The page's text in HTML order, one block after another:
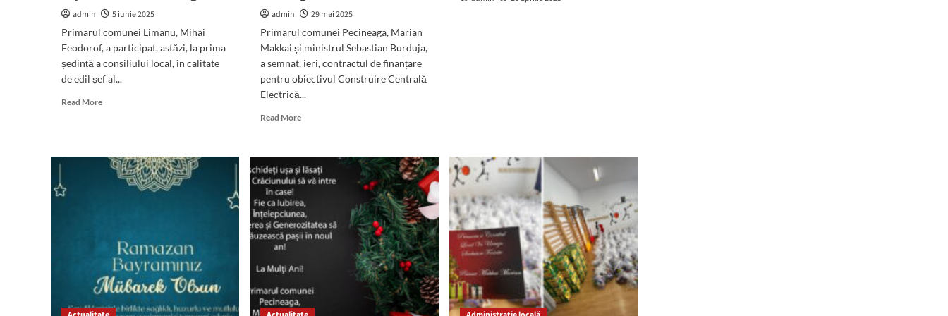
ca
până
la
sfârșitul
anului
viitor
să
admin
5 iunie 2025
Primarul comunei Limanu, Mihai
Feodorof, a participat, astăzi, la prima
ședință a consiliului local, în calitate
de edil șef al...
Read MoreRead
Mihai
Feodorof,
consiliu.
Edilul
le-
a
mulțumit
admin
29 mai 2025
Primarul comunei Pecineaga, Marian
Makkai și ministrul Sebastian Burduja,
a semnat, ieri, contractul de finanțare
pentru obiectivul Construire Centrală
Electrică...
Read MoreRead
Parc
fotovoltaic
din
europeni
în
comuna
Primarul
Makkai: